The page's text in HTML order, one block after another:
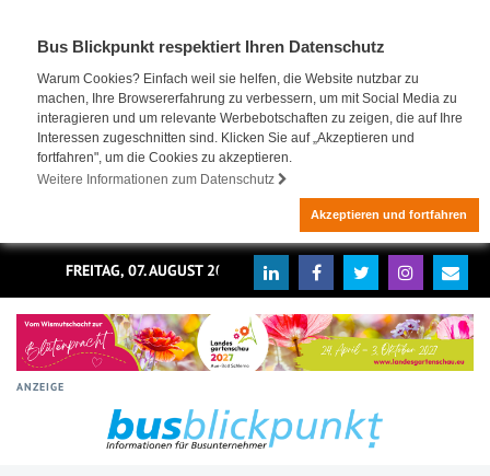
Bus Blickpunkt respektiert Ihren Datenschutz
Warum Cookies? Einfach weil sie helfen, die Website nutzbar zu
machen, Ihre Browsererfahrung zu verbessern, um mit Social Media zu
interagieren und um relevante Werbebotschaften zu zeigen, die auf Ihre
Interessen zugeschnitten sind. Klicken Sie auf „Akzeptieren und
fortfahren", um die Cookies zu akzeptieren.
Weitere Informationen zum Datenschutz
Akzeptieren und fortfahren
FREITAG, 07. AUGUST 2026
ANZEIGE